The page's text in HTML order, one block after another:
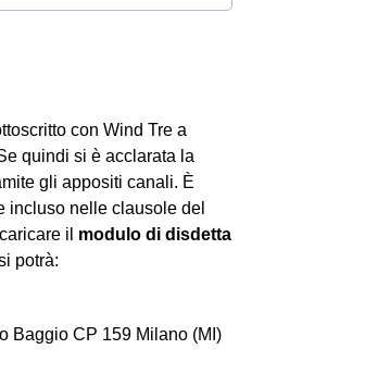
con Wind Tre a
quindi si è acclarata la
gli appositi canali. È
incluso nelle clausole del
il modulo di disdetta
potrà:
Baggio CP 159 Milano (MI)